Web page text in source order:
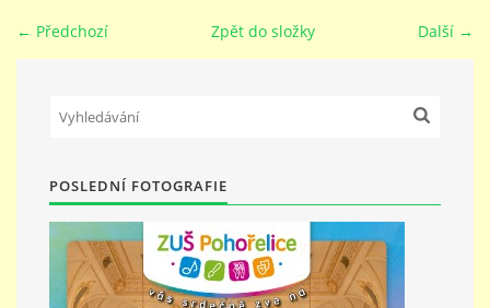
DOKUMENTY / KE STAŽENÍ
KURZY
KONTAKTY
PŘÍMĚSTSKÝ TÁBOR
← Předchozí Další →
Zpět do složky
POSLEDNÍ FOTOGRAFIE